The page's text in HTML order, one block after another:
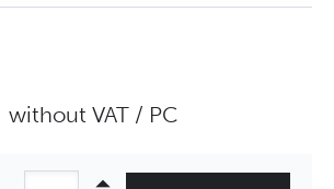
without VAT / PC